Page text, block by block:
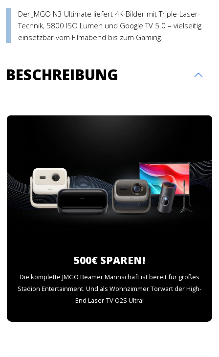
Der JMGO N3 Ultimate liefert 4K-Bilder mit Triple-Laser-
Technik, 5800 ISO Lumen und Google TV 5.0 – vielseitig
einsetzbar vom Filmabend bis zum Gaming.
BESCHREIBUNG
500€ SPAREN!
Die komplette JMGO Beamer Mannschaft ist bereit für großes
Stadion Entertainment. Und als Wohnzimmer Torwart der High-
End Laser-TV O2S Ultra!